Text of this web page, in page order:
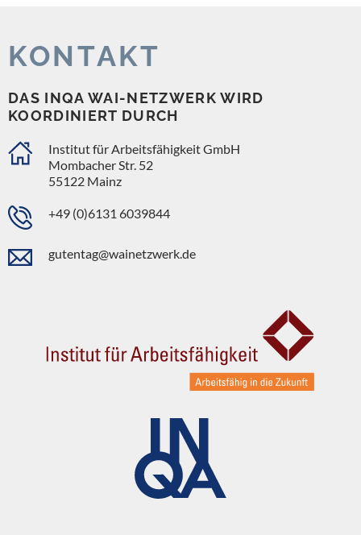
KONTAKT
DAS INQA WAI-NETZWERK WIRD
KOORDINIERT DURCH
Institut für Arbeitsfähigkeit GmbH
Mombacher Str. 52
55122 Mainz
+49 (0)6131 6039844
gutentag@wainetzwerk.de